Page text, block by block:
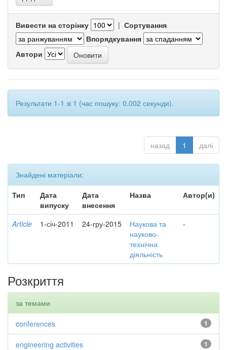
Вивести на сторінку | Сортування
Впорядкування
Автори
Результати 1-1 зі 1 (час пошуку: 0.002 секунди).
назад 1 далі
Знайдені матеріали:
Тип
Дата
випуску
Дата
внесення
Назва Автор(и)
Article 1-січ-2011 24-гру-2015
Наукова та
науково-
технічна
діяльність
-
Розкриття
за темами
1
conferences
1
engineering activities